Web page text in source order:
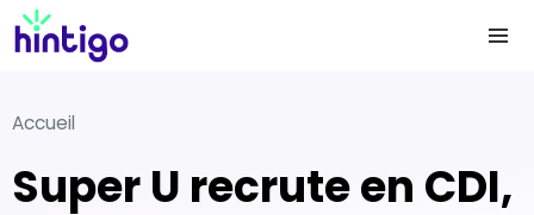
Accueil
Super U recrute en CDI,